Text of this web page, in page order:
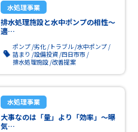
水処理事業
排水処理施設と水中ポンプの相性～
適…
ポンプ 劣化 トラブル 水中ポンプ
詰まり 設備投資 四日市市
排水処理施設 改善提案
水処理事業
大事なのは「量」より「効率」～曝
気…